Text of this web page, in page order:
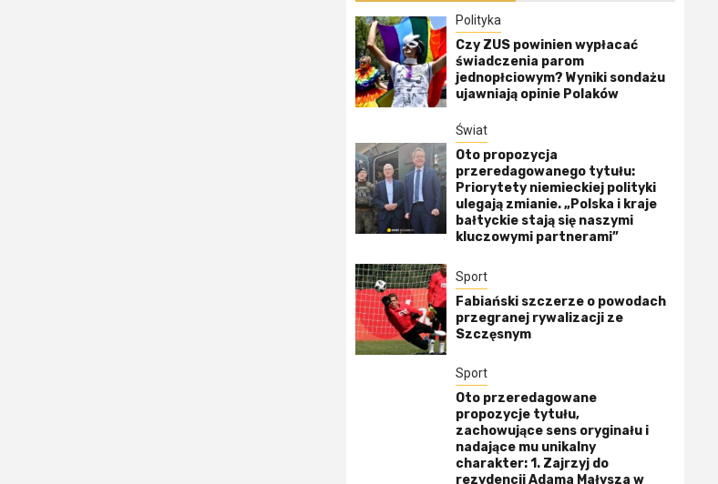
Polityka
Czy ZUS powinien wypłacać
świadczenia parom
jednopłciowym? Wyniki sondażu
ujawniają opinie Polaków
Świat
Oto propozycja
przeredagowanego tytułu:
Priorytety niemieckiej polityki
ulegają zmianie. „Polska i kraje
bałtyckie stają się naszymi
kluczowymi partnerami”
Sport
Fabiański szczerze o powodach
przegranej rywalizacji ze
Szczęsnym
Sport
Oto przeredagowane
propozycje tytułu,
zachowujące sens oryginału i
nadające mu unikalny
charakter: 1. Zajrzyj do
rezydencji Adama Małysza w